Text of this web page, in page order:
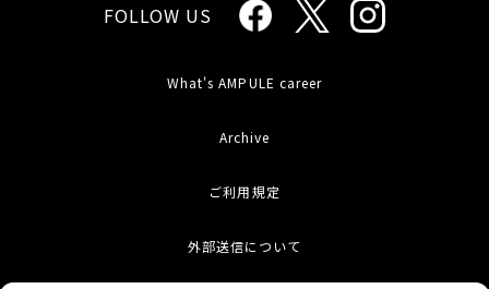
FOLLOW US
What's AMPULE career
Archive
ご利用規定
外部送信について